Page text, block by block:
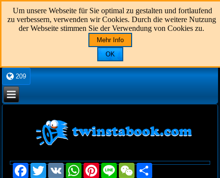
Um unsere Webseite für Sie optimal zu gestalten und fortlaufend
zu verbessern, verwenden wir Cookies. Durch die weitere Nutzung
der Webseite stimmen Sie der Verwendung von Cookies zu.
Mehr Info
OK
209
Facebook
Twitter VK WhatsAppPinterestLine WeChat